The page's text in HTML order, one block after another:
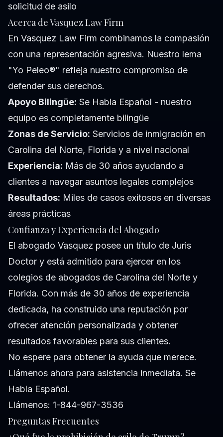
solicitud de asilo
Acerca de Vasquez Law Firm
En Vasquez Law Firm combinamos la compasión
con una representación agresiva. Nuestro lema
"Yo Peleo®" refleja nuestro compromiso de
defender sus derechos.
Apoyo Bilingüe: Se Habla Español - nuestro
equipo es completamente bilingüe
Zonas de Servicio: Servicios de inmigración en
Carolina del Norte, Florida y a nivel nacional
Experiencia: Más de 30 años ayudando a
clientes a navegar asuntos legales complejos
Resultados: Miles de casos exitosos en diversas
áreas prácticas
Confianza y Experiencia del Abogado
El abogado Vasquez posee un título de Juris
Doctor y está admitido para ejercer en los
colegios de abogados de Carolina del Norte y
Florida. Con más de 30 años de experiencia
dedicada, ha construido una reputación por
ofrecer atención personalizada y obtener
resultados favorables para sus clientes.
No espere para obtener la ayuda que merece.
Llámenos ahora para asistencia inmediata. Se
Habla Español.
Llámenos: 1-844-967-3536
Preguntas Frecuentes